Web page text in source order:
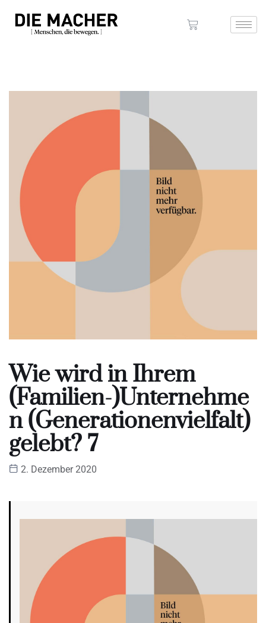
Wie wird in Ihrem
(Familien-)Unternehme
n (Generationenvielfalt)
gelebt? 7
2. Dezember 2020